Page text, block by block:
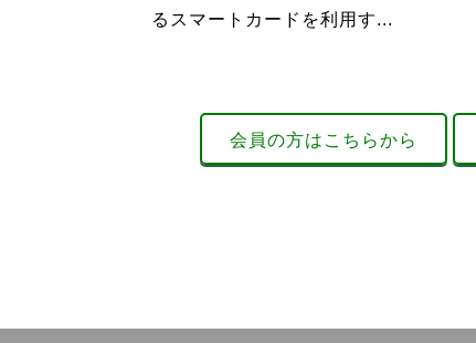
るスマートカードを利用す...
会員の方はこちらから